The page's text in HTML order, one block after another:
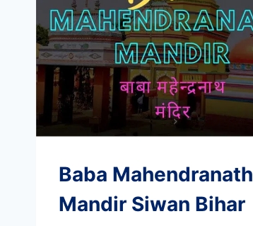
Baba Mahendranath
Mandir Siwan Bihar